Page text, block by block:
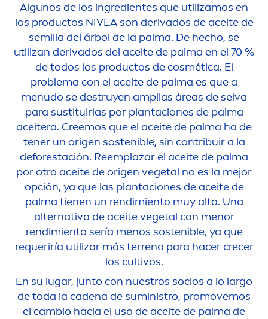
Algunos de los ingredientes que utilizamos en
los productos NIVEAson derivados de aceite de
semilla del árbol de la palma. De hecho, se
utilizan derivados del aceite de palma en el 70 %
de todos los productos de cosmética. El
problema con el aceite de palma es que a
menudo se destruyen amplias áreas de selva
para sustituirlas por plantaciones de palma
aceitera. Creemos que el aceite de palma ha de
tener un origen sostenible, sin contribuir a la
deforestación. Reemplazar el aceite de palma
por otro aceite de origen vegetal no es la mejor
opción, ya que las plantaciones de aceite de
palma tienen un rendimiento muy alto. Una
alternativa de aceite vegetal con menor
rendimiento sería menos sostenible, ya que
requeriría utilizar más terreno para hacer crecer
los cultivos.
En su lugar, junto con nuestros socios a lo largo
de toda la cadena de suministro, promovemos
el cambio hacia el uso de aceite de palma de